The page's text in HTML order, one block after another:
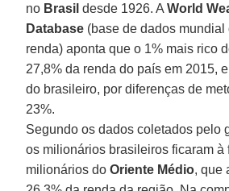
no Brasil desde 1926. AWorld
Database (base de dados mundial
renda) aponta que o 1% mais rico
27,8% da renda do país em 2015,
do brasileiro, por diferenças de
23%.
Segundo os dados coletados pelo
os milionários brasileiros ficaram à
milionários doOriente Médio, que